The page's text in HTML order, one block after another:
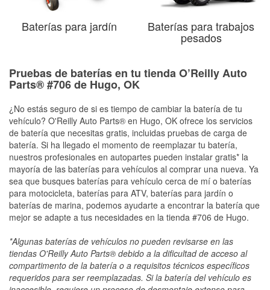
Baterías para jardín Baterías para trabajos
pesados
Pruebas de baterías en tu tienda O’Reilly Auto
Parts® #706 de Hugo, OK
¿No estás seguro de si es tiempo de cambiar la batería de tu
vehículo? O'Reilly Auto Parts® en Hugo, OK ofrece los servicios
de batería que necesitas gratis, incluidas pruebas de carga de
batería. Si ha llegado el momento de reemplazar tu batería,
nuestros profesionales en autopartes pueden instalar gratis* la
mayoría de las baterías para vehículos al comprar una nueva. Ya
sea que busques baterías para vehículo cerca de mí o baterías
para motocicleta, baterías para ATV, baterías para jardín o
baterías de marina, podemos ayudarte a encontrar la batería que
mejor se adapte a tus necesidades en la tienda #706 de Hugo.
*Algunas baterías de vehículos no pueden revisarse en las
tiendas O'Reilly Auto Parts® debido a la dificultad de acceso al
compartimento de la batería o a requisitos técnicos específicos
requeridos para ser reemplazadas. Si la batería del vehículo es